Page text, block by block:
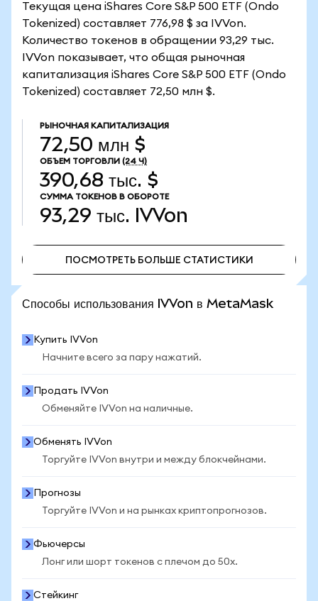
Текущая цена iShares Core S&P 500 ETF (Ondo
Tokenized) составляет 776,98 $ за IVVon.
Количество токенов в обращении 93,29 тыс.
IVVon показывает, что общая рыночная
капитализация iShares Core S&P 500 ETF (Ondo
Tokenized) составляет 72,50 млн $.
РЫНОЧНАЯ КАПИТАЛИЗАЦИЯ
72,50 млн $
ОБЪЕМ ТОРГОВЛИ (24 Ч)
390,68 тыс. $
СУММА ТОКЕНОВ В ОБОРОТЕ
93,29 тыс. IVVon
ПОСМОТРЕТЬ БОЛЬШЕ СТАТИСТИКИ
Способы использования IVVon в MetaMask
Купить IVVon
Начните всего за пару нажатий.
Продать IVVon
Обменяйте IVVon на наличные.
Обменять IVVon
Торгуйте IVVon внутри и между блокчейнами.
Прогнозы
Торгуйте IVVon и на рынках криптопрогнозов.
Фьючерсы
Лонг или шорт токенов с плечом до 50x.
Стейкинг